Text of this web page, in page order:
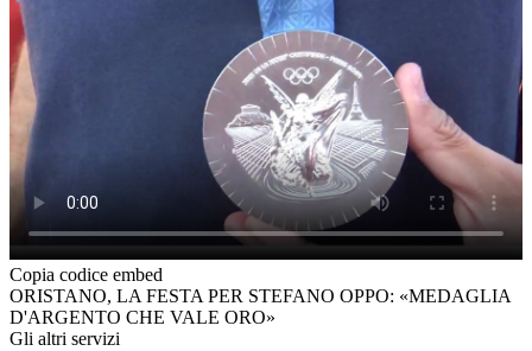
Copia codice embed
ORISTANO, LA FESTA PER STEFANO OPPO: «MEDAGLIA
D'ARGENTO CHE VALE ORO»
Gli altri servizi